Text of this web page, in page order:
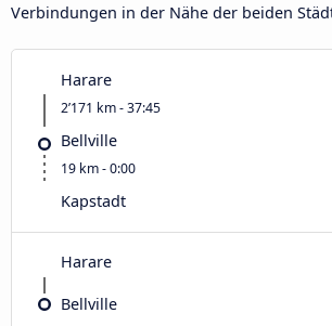
Verbindungen in der Nähe der beiden
Harare
2’171 km - 37:45
Bellville
19 km - 0:00
Kapstadt
Harare
Bellville